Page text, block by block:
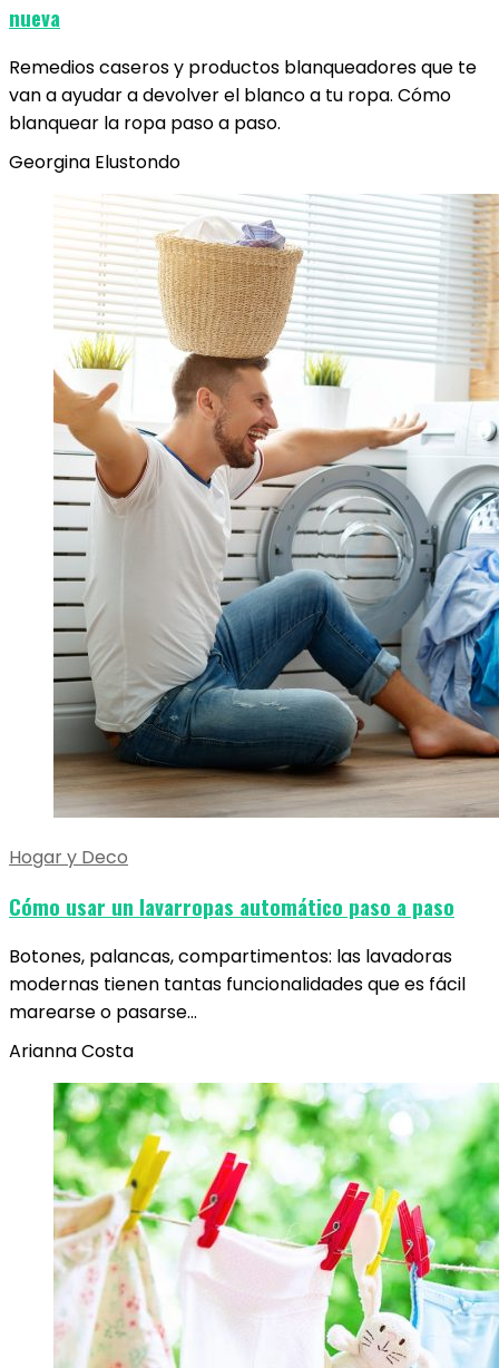
nueva
Remedios caseros y productos blanqueadores que te
van a ayudar a devolver el blanco a tu ropa. Cómo
blanquear la ropa paso a paso.
Georgina Elustondo
Hogar y Deco
Cómo usar un lavarropas automático paso a paso
Botones, palancas, compartimentos: las lavadoras
modernas tienen tantas funcionalidades que es fácil
marearse o pasarse…
Arianna Costa